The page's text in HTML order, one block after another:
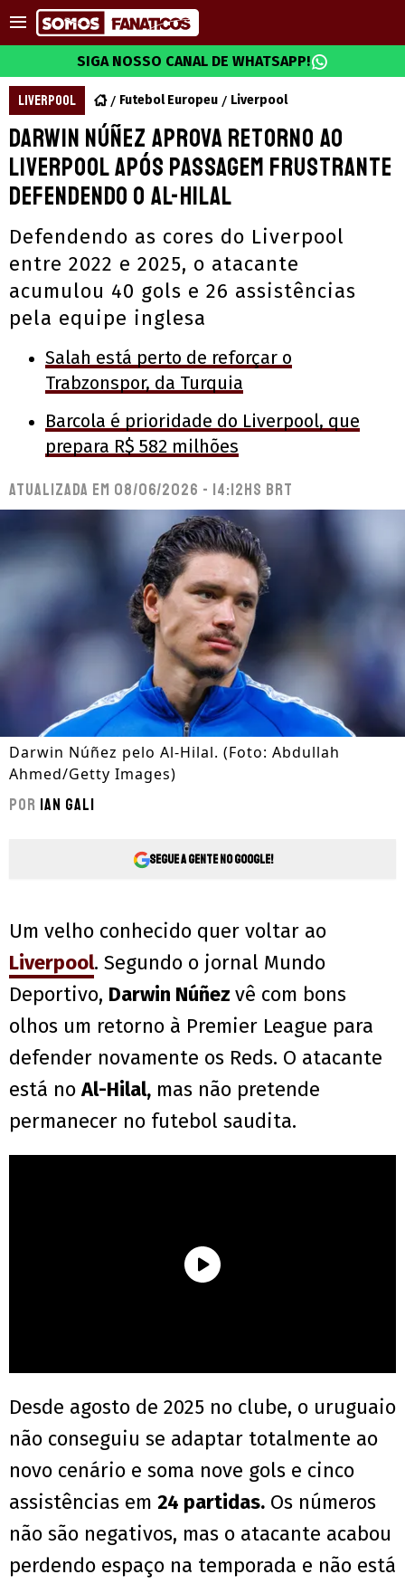
SIGA NOSSO CANAL DE WHATSAPP!
LIVERPOOL Futebol Europeu Liverpool
Darwin Núñez aprova retorno ao
Liverpool após passagem frustrante
defendendo o Al-Hilal
Defendendo as cores do Liverpool
entre 2022 e 2025, o atacante
acumulou 40 gols e 26 assistências
pela equipe inglesa
Salah está perto de reforçar o
Trabzonspor, da Turquia
Barcola é prioridade do Liverpool, que
prepara R$ 582 milhões
Atualizada em 08/06/2026 - 14:12hs BRT
Darwin Núñez pelo Al-Hilal. (Foto: Abdullah
Ahmed/Getty Images)
Por Ian Gali
Segue a gente no Google!
Um velho conhecido quer voltar ao
Liverpool. Segundo o jornal Mundo
Deportivo, Darwin Núñez vê com bons
olhos um retorno à Premier League para
defender novamente os Reds. O atacante
está noAl-Hilal, mas não pretende
permanecer no futebol saudita.
Desde agosto de 2025 no clube, o uruguaio
não conseguiu se adaptar totalmente ao
novo cenário e soma nove gols e cinco
assistências em 24 partidas. Os números
não são negativos, mas o atacante acabou
perdendo espaço na temporada e não está